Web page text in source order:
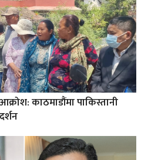
काठमाडौंमा पाकिस्तानी